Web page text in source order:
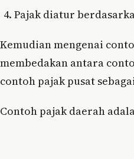
Pajak diatur
Kemudian mengenai
membedakan antara
contoh pajak pusat
Contoh pajak daerah